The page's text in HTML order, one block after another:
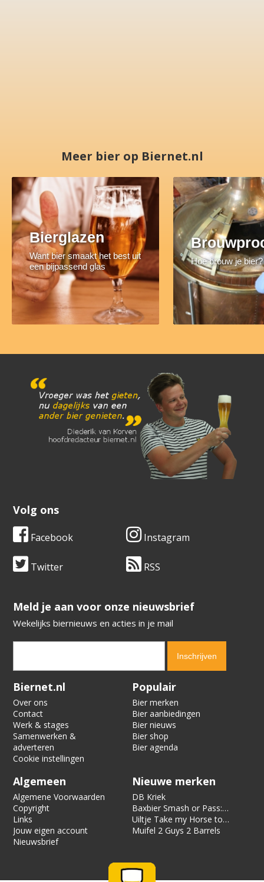
Meer bier op Biernet.nl
Bierglazen
Want bier smaakt het best uit
een bijpassend glas
Hoe brouw je bier?
Volg ons
Facebook Instagram
Twitter RSS
​​​​​​​Meld je aan voor onze nieuwsbrief
Wekelijks biernieuws en acties in je mail
Verification code:
Biernet.nl
Over ons
Contact
Werk & stages
Samenwerken &
adverteren
Cookie instellingen
Populair
Bier merken
Bier aanbiedingen
Bier nieuws
Bier shop
Bier agenda
Algemeen
Algemene Voorwaarden
Copyright
Links
Jouw eigen account
Nieuwsbrief
Nieuwe merken
DB Kriek
Baxbier Smash or Pass:
Strata
Uiltje Take my Horse to
the Hotel Room
Muifel 2 Guys 2 Barrels